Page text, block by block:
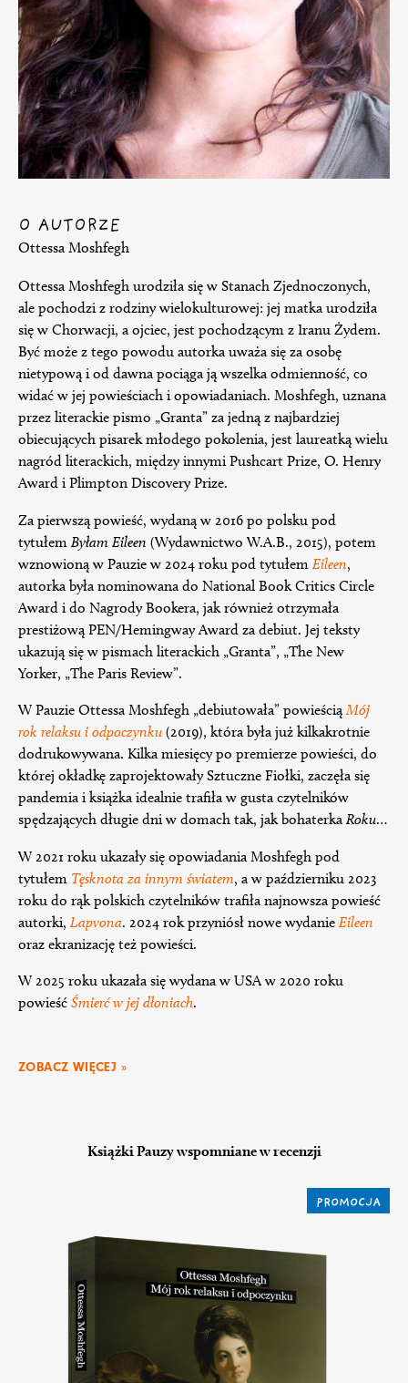
O AUTORZE
Ottessa Moshfegh
Ottessa Moshfegh urodziła się w Stanach Zjednoczonych,
ale pochodzi z rodziny wielokulturowej: jej matka urodziła
się w Chorwacji, a ojciec, jest pochodzącym z Iranu Żydem.
Być może z tego powodu autorka uważa się za osobę
nietypową i od dawna pociąga ją wszelka odmienność, co
widać w jej powieściach i opowiadaniach. Moshfegh, uznana
przez literackie pismo „Granta” za jedną z najbardziej
obiecujących pisarek młodego pokolenia, jest laureatką wielu
nagród literackich, między innymi Pushcart Prize, O. Henry
Award i Plimpton Discovery Prize.
Za pierwszą powieść, wydaną w 2016 po polsku pod
tytułem Byłam Eileen (Wydawnictwo W.A.B., 2015), potem
wznowioną w Pauzie w 2024 roku pod tytułem Eileen,
autorka była nominowana do National Book Critics Circle
Award i do Nagrody Bookera, jak również otrzymała
prestiżową PEN/Hemingway Award za debiut. Jej teksty
ukazują się w pismach literackich „Granta”, „The New
Yorker, „The Paris Review”.
W Pauzie Ottessa Moshfegh „debiutowała” powieściąMój
rok relaksu i odpoczynku (2019), która była już kilkakrotnie
dodrukowywana. Kilka miesięcy po premierze powieści, do
której okładkę zaprojektowały Sztuczne Fiołki, zaczęła się
pandemia i książka idealnie trafiła w gusta czytelników
spędzających długie dni w domach tak, jak bohaterkaRoku…
W 2021 roku ukazały się opowiadania Moshfegh pod
tytułem Tęsknota za innym światem, a w październiku 2023
roku do rąk polskich czytelników trafiła najnowsza powieść
autorki, Lapvona. 2024 rok przyniósł nowe wydanie Eileen
oraz ekranizację też powieści.
W 2025 roku ukazała się wydana w USA w 2020 roku
powieść Śmierć w jej dłoniach.
ZOBACZ WIĘCEJ »
Książki Pauzy wspomniane w recenzji
PROMOCJA